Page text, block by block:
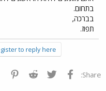
בתחום.
בברכה,
תפוז.
to reply here.
Share: פייסבוק Twitter
Reddit